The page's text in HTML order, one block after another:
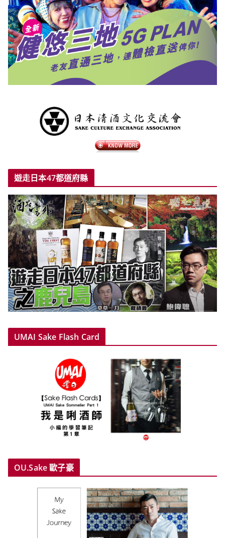
遊走日本47都道府縣
UMAI Sake Flash Card
OU.Sake 歐子豪